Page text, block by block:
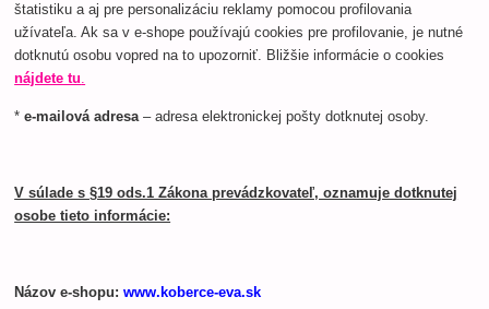
štatistiku a aj pre personalizáciu reklamy pomocou profilovania
užívateľa. Ak sa v e-shope používajú cookies pre profilovanie, je nutné
dotknutú osobu vopred na to upozorniť. Bližšie informácie o cookies
nájdete tu.
*e-mailová adresa– adresa elektronickej pošty dotknutej osoby.
V súlade s §19 ods.1 Zákona prevádzkovateľ, oznamuje dotknutej
osobe tieto informácie:
Názov e-shopu:www.koberce-eva.sk